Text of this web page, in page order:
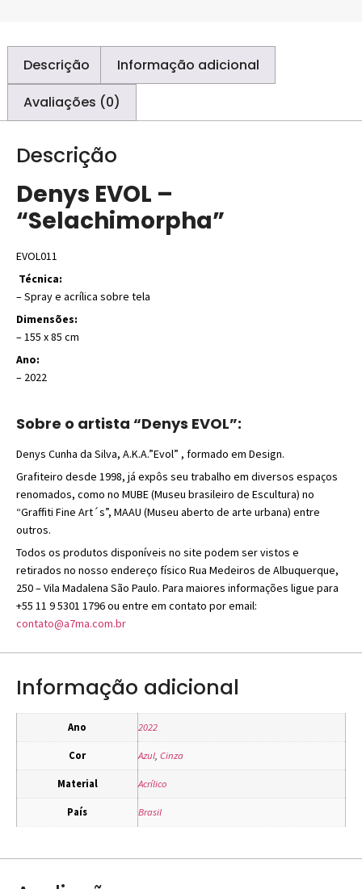
Descrição Informação adicional
Avaliações (0)
Descrição
Denys EVOL –
“Selachimorpha”
EVOL011
Técnica:
– Spray e acrílica sobre tela
Dimensões:
– 155 x 85 cm
Ano:
– 2022
Sobre o artista “Denys EVOL”:
Denys Cunha da Silva, A.K.A.”Evol” , formado em Design.
Grafiteiro desde 1998, já expôs seu trabalho em diversos espaços
renomados, como no MUBE (Museu brasileiro de Escultura) no
“Graffiti Fine Art´s”, MAAU (Museu aberto de arte urbana) entre
outros.
Todos os produtos disponíveis no site podem ser vistos e
retirados no nosso endereço físico Rua Medeiros de Albuquerque,
250 – Vila Madalena São Paulo. Para maiores informações ligue para
+55 11 9 5301 1796 ou entre em contato por email:
contato@a7ma.com.br
Informação adicional
Ano 2022
Cor Azul, Cinza
Material Acrílico
País Brasil